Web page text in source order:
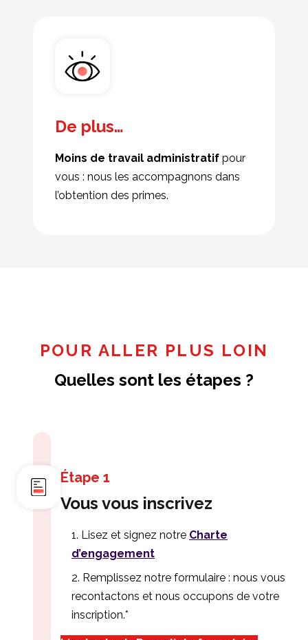
De plus…
Moins de travail administratif pour
vous : nous les accompagnons dans
l’obtention des primes.
POUR ALLER PLUS LOIN
Quelles sont les étapes ?
Étape 1
Vous vous inscrivez
Lisez et signez notre Charte
d’engagement
Remplissez notre formulaire : nous vous
recontactons et nous occupons de votre
inscription.*